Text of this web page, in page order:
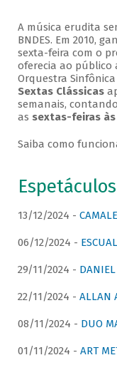
A música erudita
BNDES. Em 2010,
sexta-feira com o
oferecia ao público
Orquestra
Sextas Clássicas
semanais,
as sextas-feiras às
Saiba como
13/12/2024 -
06/12/2024 -
29/11/2024 - DANIEL
22/11/2024 - ALLAN
08/11/2024 - DUO
01/11/2024 - ART